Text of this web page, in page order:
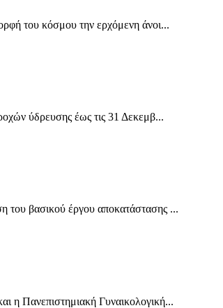
του κόσμου την ερχόμενη άνοι...
ύδρευσης έως τις 31 Δεκεμβ...
του βασικού έργου αποκατάστασης ...
η Πανεπιστημιακή Γυναικολογική...